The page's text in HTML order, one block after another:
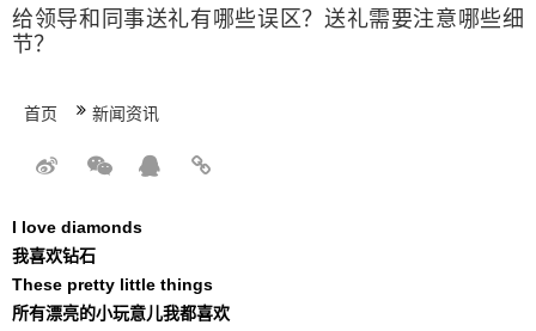
给领导和同事送礼有哪些误区？送礼需要注意哪些细
节？
首页 新闻资讯
I love diamonds
我喜欢钻石
These pretty little things
所有漂亮的小玩意儿我都喜欢